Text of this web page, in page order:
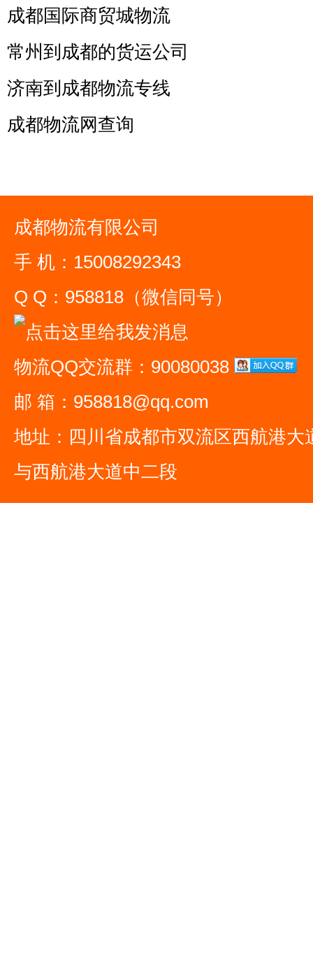
成都国际商贸城物流
常州到成都的货运公司
济南到成都物流专线
成都物流网查询
成都物流有限公司
手 机：15008292343
Q Q：958818（微信同号）
物流QQ交流群：90080038
邮 箱：958818@qq.com
地址：四川省成都市双流区西航港大
与西航港大道中二段